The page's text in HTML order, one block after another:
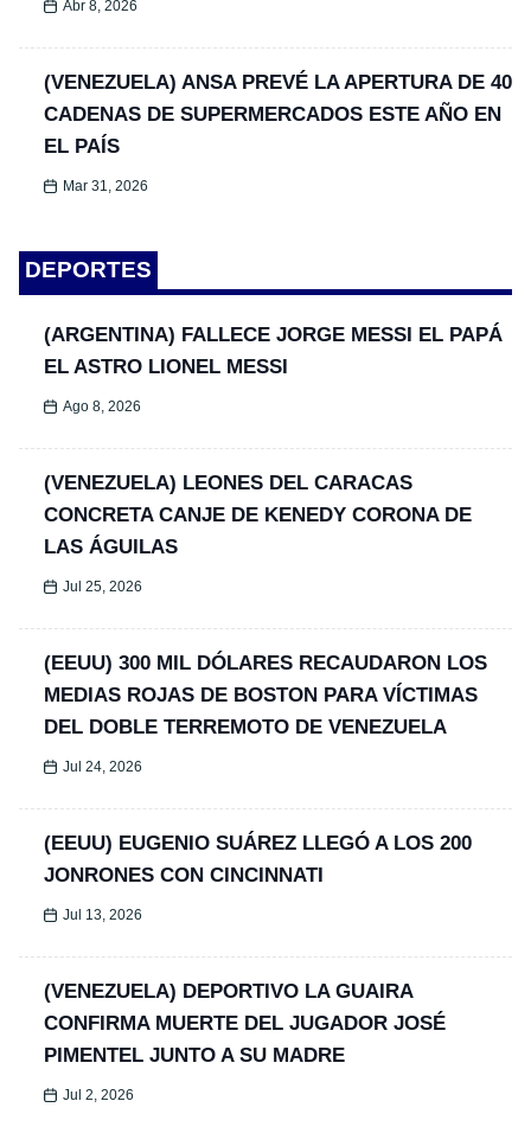
Abr 8, 2026
(VENEZUELA) ANSA PREVÉ LA APERTURA DE 40
CADENAS DE SUPERMERCADOS ESTE AÑO EN
EL PAÍS
Mar 31, 2026
DEPORTES
(ARGENTINA) FALLECE JORGE MESSI EL PAPÁ
EL ASTRO LIONEL MESSI
Ago 8, 2026
(VENEZUELA) LEONES DEL CARACAS
CONCRETA CANJE DE KENEDY CORONA DE
LAS ÁGUILAS
Jul 25, 2026
(EEUU) 300 MIL DÓLARES RECAUDARON LOS
MEDIAS ROJAS DE BOSTON PARA VÍCTIMAS
DEL DOBLE TERREMOTO DE VENEZUELA
Jul 24, 2026
(EEUU) EUGENIO SUÁREZ LLEGÓ A LOS 200
JONRONES CON CINCINNATI
Jul 13, 2026
(VENEZUELA) DEPORTIVO LA GUAIRA
CONFIRMA MUERTE DEL JUGADOR JOSÉ
PIMENTEL JUNTO A SU MADRE
Jul 2, 2026